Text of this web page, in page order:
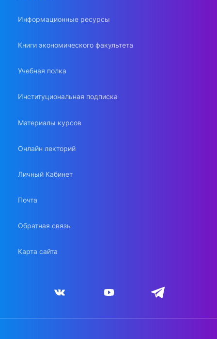
Информационные ресурсы
Книги экономического факультета
Учебная полка
Институциональная подписка
Материалы курсов
Онлайн лекторий
Личный Кабинет
Почта
Обратная связь
Карта сайта